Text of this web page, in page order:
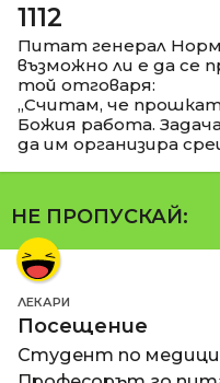
1112
Питат генерал
възможно ли е да се
той отговаря:
„Считам, че
Божия работа.
да им организира
НЕ ПРОПУСКАЙ:
ЛЕКАРИ
Посещение
Студент по